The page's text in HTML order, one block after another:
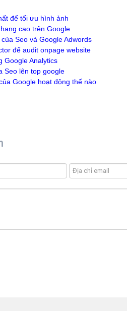
để tối ưu hình ảnh
cao trên Google
Seo và Google Adwords
để audit onpage website
Google Analytics
Seo lên top google
Google hoạt động thế nào